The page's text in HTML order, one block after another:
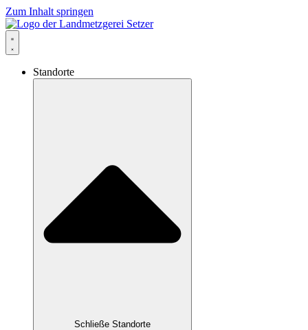
Zum Inhalt springen
Standorte
Schließe Standorte